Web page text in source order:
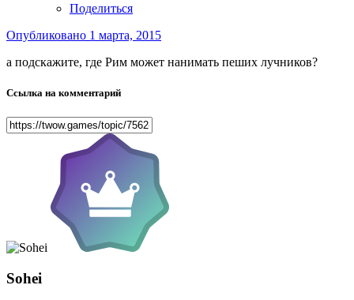
Поделиться
Опубликовано 1 марта, 2015
а подскажите, где Рим может нанимать пеших лучников?
Ссылка на комментарий
Sohei